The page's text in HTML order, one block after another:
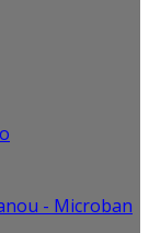
- Microban